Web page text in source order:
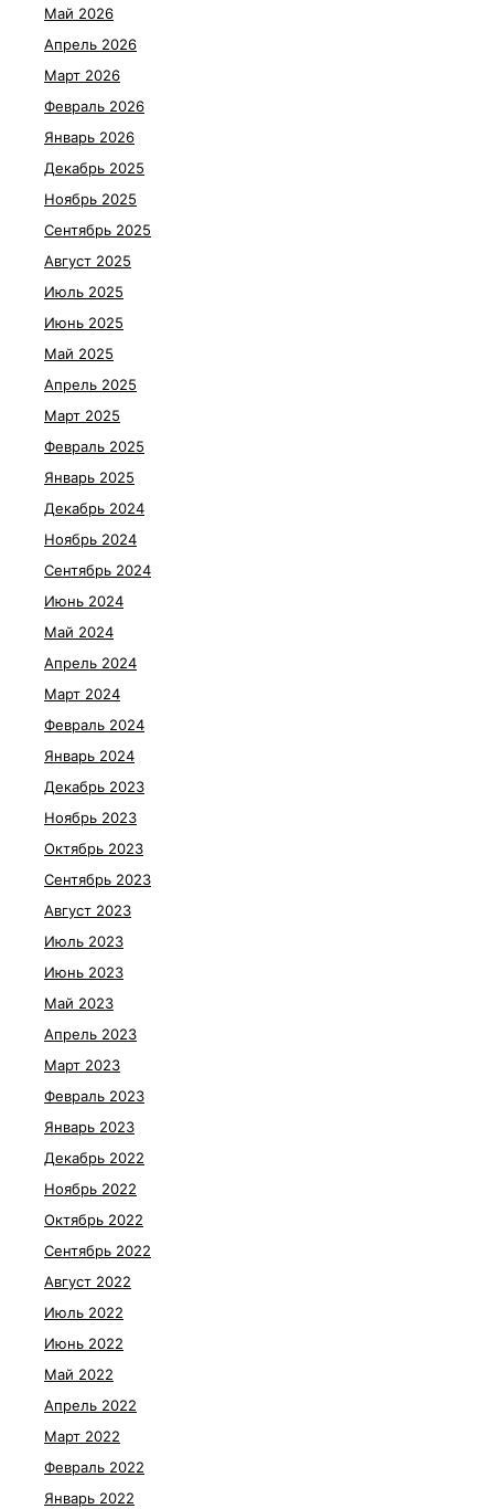
Май 2026
Апрель 2026
Март 2026
Февраль 2026
Январь 2026
Декабрь 2025
Ноябрь 2025
Сентябрь 2025
Август 2025
Июль 2025
Июнь 2025
Май 2025
Апрель 2025
Март 2025
Февраль 2025
Январь 2025
Декабрь 2024
Ноябрь 2024
Сентябрь 2024
Июнь 2024
Май 2024
Апрель 2024
Март 2024
Февраль 2024
Январь 2024
Декабрь 2023
Ноябрь 2023
Октябрь 2023
Сентябрь 2023
Август 2023
Июль 2023
Июнь 2023
Май 2023
Апрель 2023
Март 2023
Февраль 2023
Январь 2023
Декабрь 2022
Ноябрь 2022
Октябрь 2022
Сентябрь 2022
Август 2022
Июль 2022
Июнь 2022
Май 2022
Апрель 2022
Март 2022
Февраль 2022
Январь 2022